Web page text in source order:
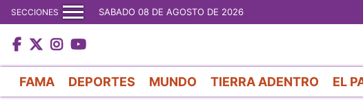
SECCIONES SABADO 08 DE AGOSTO DE 2026
FAMA DEPORTES MUNDO TIERRA ADENTRO EL